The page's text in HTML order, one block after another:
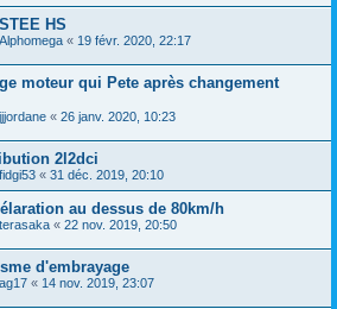
HS
Alphomega « 19 févr. 2020, 22:17
moteur qui Pete après changement
jjjordane « 26 janv. 2020, 10:23
2l2dci
fidgi53 « 31 déc. 2019, 20:10
au dessus de 80km/h
terasaka « 22 nov. 2019, 20:50
d'embrayage
ag17 « 14 nov. 2019, 23:07